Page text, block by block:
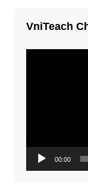
VniTeach
00:00